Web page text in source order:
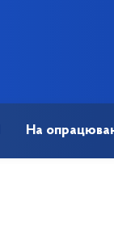
На